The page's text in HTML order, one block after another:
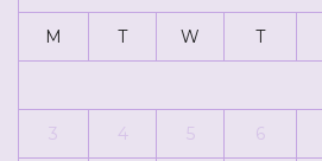
M T W T
3 4 5 6